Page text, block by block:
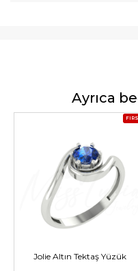
Ayrıca
Jolie Altın Tektaş Yüzük